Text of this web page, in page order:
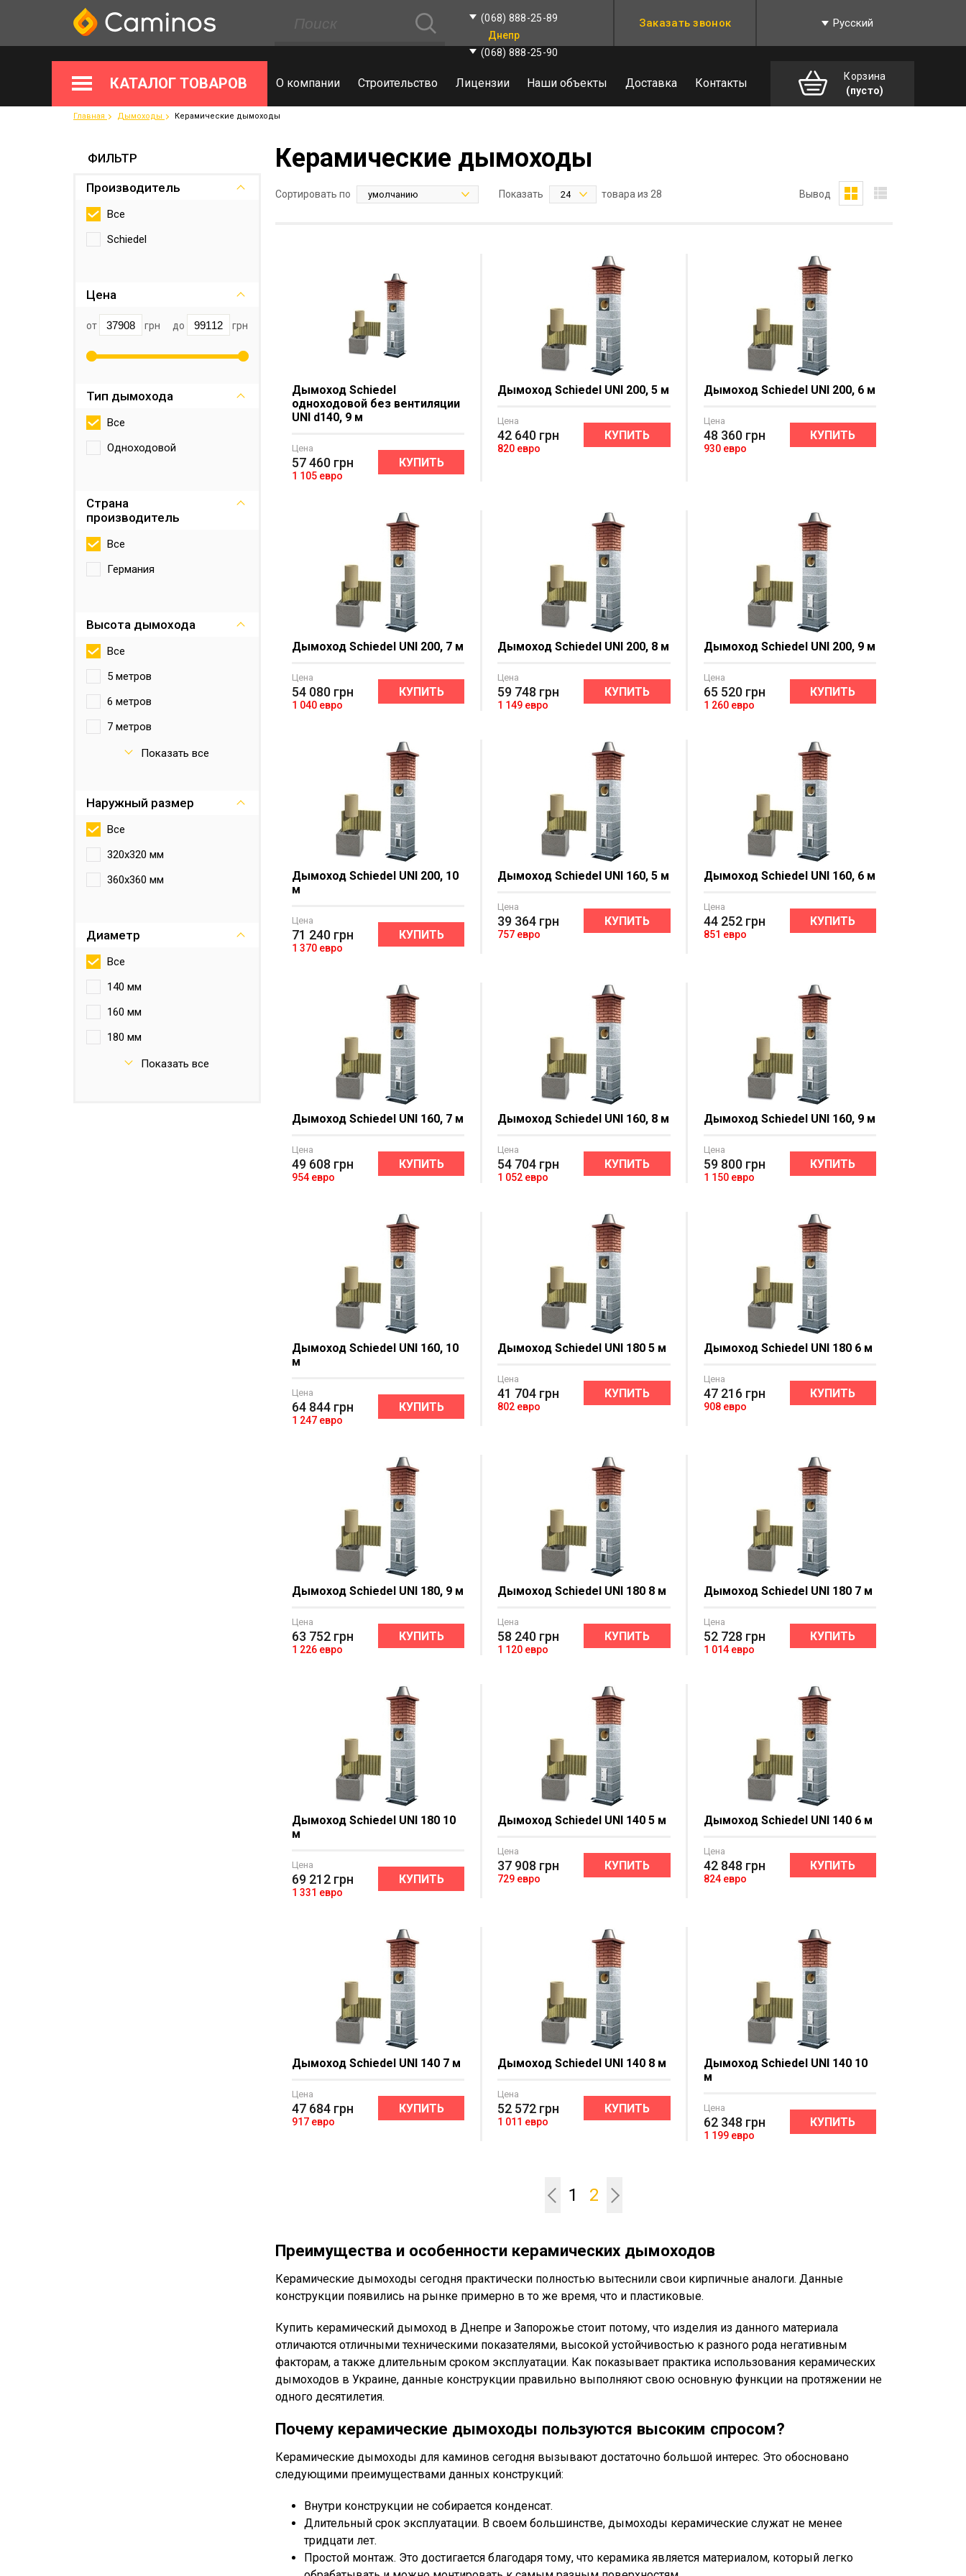
(068) 888-25-89
Днепр
(068) 888-25-90
Заказать звонок Русский
КАТАЛОГ ТОВАРОВ О компании Строительство Лицензии Наши объекты Доставка Контакты
Корзина
(пусто)
Главная Дымоходы Керамические дымоходы
ФИЛЬТР
Производитель
Все
Schiedel
Цена
от грн до грн
Тип дымохода
Все
Одноходовой
Страна
производитель
Все
Германия
Высота дымохода
Все
5 метров
6 метров
7 метров
8 метров
10 метров
Показать все
Наружный размер
Все
320х320 мм
360х360 мм
Диаметр
Все
140 мм
160 мм
180 мм
200 мм Показать все
Керамические дымоходы
Сортировать по Показать товара из 28 Вывод
Дымоход Schiedel
одноходовой без вентиляции
UNI d140, 9 м
Цена
57 460 грн
1 105 евро
КУПИТЬ
Дымоход Schiedel UNI 200, 5 м
Цена
42 640 грн
820 евро
КУПИТЬ
Дымоход Schiedel UNI 200, 6 м
Цена
48 360 грн
930 евро
КУПИТЬ
Дымоход Schiedel UNI 200, 7 м
Цена
54 080 грн
1 040 евро
КУПИТЬ
Дымоход Schiedel UNI 200, 8 м
Цена
59 748 грн
1 149 евро
КУПИТЬ
Дымоход Schiedel UNI 200, 9 м
Цена
65 520 грн
1 260 евро
КУПИТЬ
Дымоход Schiedel UNI 200, 10
м
Цена
71 240 грн
1 370 евро
КУПИТЬ
Дымоход Schiedel UNI 160, 5 м
Цена
39 364 грн
757 евро
КУПИТЬ
Дымоход Schiedel UNI 160, 6 м
Цена
44 252 грн
851 евро
КУПИТЬ
Дымоход Schiedel UNI 160, 7 м
Цена
49 608 грн
954 евро
КУПИТЬ
Дымоход Schiedel UNI 160, 8 м
Цена
54 704 грн
1 052 евро
КУПИТЬ
Дымоход Schiedel UNI 160, 9 м
Цена
59 800 грн
1 150 евро
КУПИТЬ
Дымоход Schiedel UNI 160, 10
м
Цена
64 844 грн
1 247 евро
КУПИТЬ
Дымоход Schiedel UNI 180 5 м
Цена
41 704 грн
802 евро
КУПИТЬ
Дымоход Schiedel UNI 180 6 м
Цена
47 216 грн
908 евро
КУПИТЬ
Дымоход Schiedel UNI 180, 9 м
Цена
63 752 грн
1 226 евро
КУПИТЬ
Дымоход Schiedel UNI 180 8 м
Цена
58 240 грн
1 120 евро
КУПИТЬ
Дымоход Schiedel UNI 180 7 м
Цена
52 728 грн
1 014 евро
КУПИТЬ
Дымоход Schiedel UNI 180 10
м
Цена
69 212 грн
1 331 евро
КУПИТЬ
Дымоход Schiedel UNI 140 5 м
Цена
37 908 грн
729 евро
КУПИТЬ
Дымоход Schiedel UNI 140 6 м
Цена
42 848 грн
824 евро
КУПИТЬ
Дымоход Schiedel UNI 140 7 м
Цена
47 684 грн
917 евро
КУПИТЬ
Дымоход Schiedel UNI 140 8 м
Цена
52 572 грн
1 011 евро
КУПИТЬ
Дымоход Schiedel UNI 140 10
м
Цена
62 348 грн
1 199 евро
КУПИТЬ
1 2
Преимущества и особенности керамических дымоходов
Керамические дымоходы сегодня практически полностью вытеснили свои кирпичные аналоги. Данные
конструкции появились на рынке примерно в то же время, что и пластиковые.
Купить керамический дымоход в Днепре и Запорожье стоит потому, что изделия из данного материала
отличаются отличными техническими показателями, высокой устойчивостью к разного рода негативным
факторам, а также длительным сроком эксплуатации. Как показывает практика использования керамических
дымоходов в Украине, данные конструкции правильно выполняют свою основную функции на протяжении не
одного десятилетия.
Почему керамические дымоходы пользуются высоким спросом?
Керамические дымоходы для каминов сегодня вызывают достаточно большой интерес. Это обосновано
следующими преимуществами данных конструкций:
Внутри конструкции не собирается конденсат.
Длительный срок эксплуатации. В своем большинстве, дымоходы керамические служат не менее
тридцати лет.
Простой монтаж. Это достигается благодаря тому, что керамика является материалом, который легко